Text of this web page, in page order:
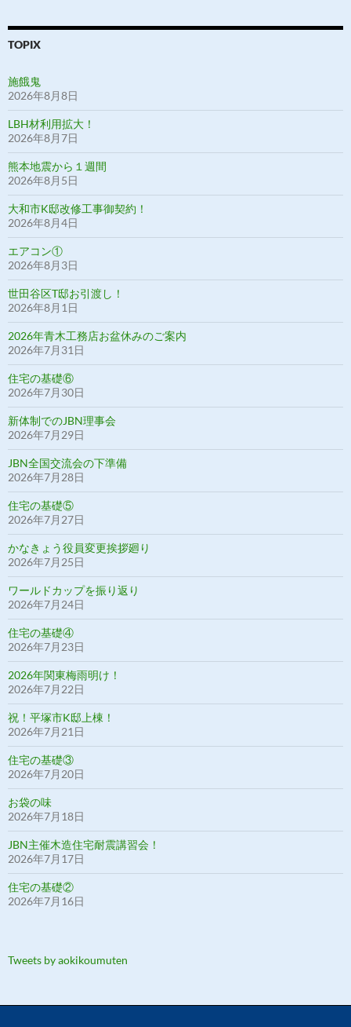
ー
TOPIX
施餓鬼
2026年8月8日
LBH材利用拡大！
2026年8月7日
熊本地震から１週間
2026年8月5日
大和市K邸改修工事御契約！
2026年8月4日
エアコン①
2026年8月3日
世田谷区T邸お引渡し！
2026年8月1日
2026年青木工務店お盆休みのご案内
2026年7月31日
住宅の基礎⑥
2026年7月30日
新体制でのJBN理事会
2026年7月29日
JBN全国交流会の下準備
2026年7月28日
住宅の基礎⑤
2026年7月27日
かなきょう役員変更挨拶廻り
2026年7月25日
ワールドカップを振り返り
2026年7月24日
住宅の基礎④
2026年7月23日
2026年関東梅雨明け！
2026年7月22日
祝！平塚市K邸上棟！
2026年7月21日
住宅の基礎③
2026年7月20日
お袋の味
2026年7月18日
JBN主催木造住宅耐震講習会！
2026年7月17日
住宅の基礎②
2026年7月16日
Tweets by aokikoumuten